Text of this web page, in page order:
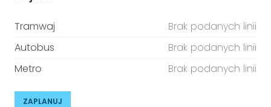
Tramwaj
Brak podanych linii
Autobus
Brak podanych linii
Metro
Brak podanych linii
ZAPLANUJ